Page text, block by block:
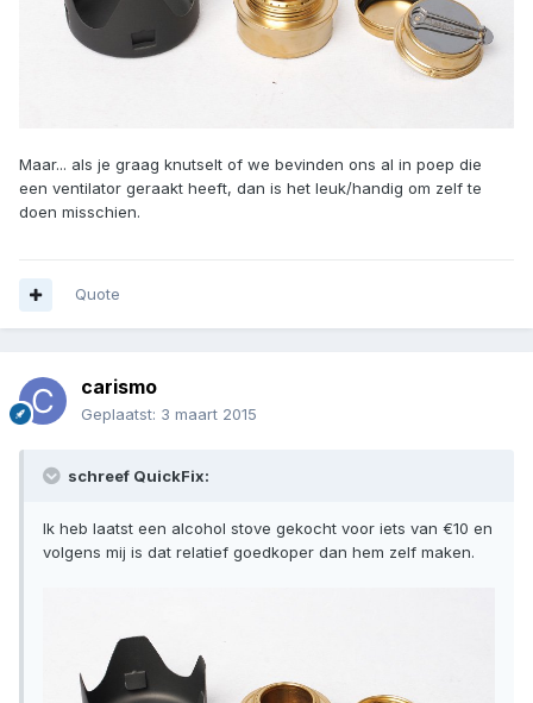
Maar... als je graag knutselt of we bevinden ons al in poep die
een ventilator geraakt heeft, dan is het leuk/handig om zelf te
doen misschien.
Quote
carismo
Geplaatst: 3 maart 2015
schreef QuickFix:
Ik heb laatst een alcohol stove gekocht voor iets van €10 en
volgens mij is dat relatief goedkoper dan hem zelf maken.